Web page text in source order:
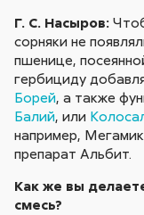
Г. С. Насыров:
сорняки не
пшенице,
гербициду
Борей, а также
Балий, или
например,
препарат Альбит.
Как же вы
смесь?